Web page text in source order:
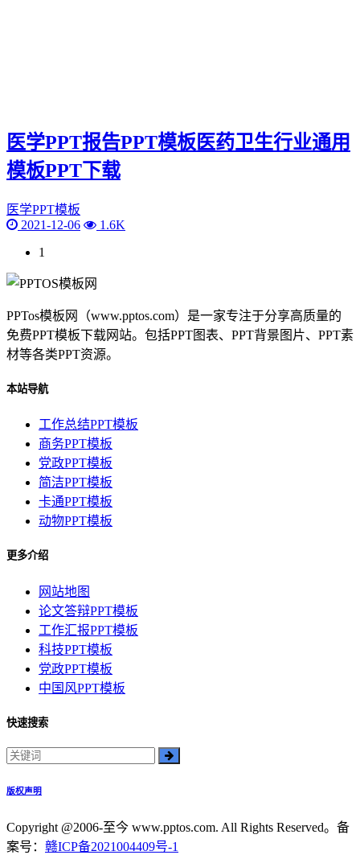
医学PPT报告PPT模板医药卫生行业通用
模板PPT下载
医学PPT模板
2021-12-06
1.6K
1
PPTos模板网（www.pptos.com）是一家专注于分享高质量的
免费PPT模板下载网站。包括PPT图表、PPT背景图片、PPT素
材等各类PPT资源。
本站导航
工作总结PPT模板
商务PPT模板
党政PPT模板
简洁PPT模板
卡通PPT模板
动物PPT模板
更多介绍
网站地图
论文答辩PPT模板
工作汇报PPT模板
科技PPT模板
党政PPT模板
中国风PPT模板
快速搜索
版权声明
Copyright @2006-至今 www.pptos.com. All Rights Reserved。备
案号： 赣ICP备2021004409号-1